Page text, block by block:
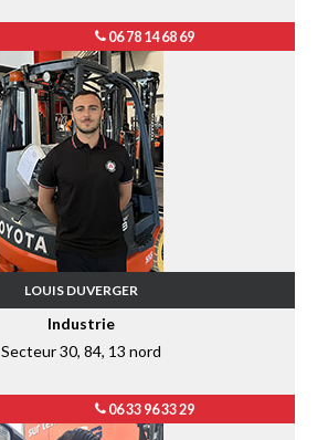
06 78 14 68 69
LOUIS DUVERGER
Industrie
Secteur 30, 84, 13 nord
06 33 96 33 29